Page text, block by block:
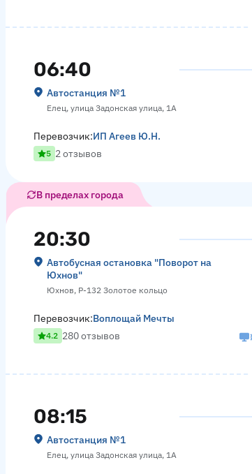
06:40
Автостанция №1
Елец, улица Задонская улица, 1А
Перевозчик:ИП Агеев Ю.Н.
5 2 отзывов
В пределах города
20:30
Автобусная остановка "Поворот на
Юхнов"
Юхнов, Р-132 Золотое кольцо
Перевозчик:Воплощай Мечты
4.2 280 отзывов
08:15
Автостанция №1
Елец, улица Задонская улица, 1А